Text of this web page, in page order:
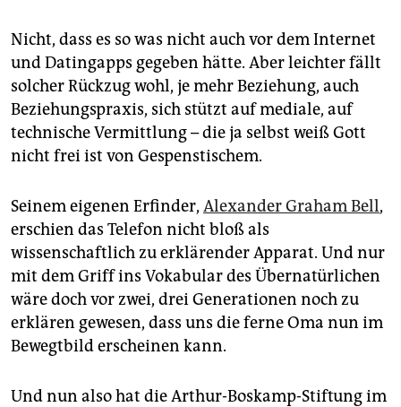
Nicht, dass es so was nicht auch vor dem Internet
und Datingapps gegeben hätte. Aber leichter fällt
solcher Rückzug wohl, je mehr Beziehung, auch
Beziehungspraxis, sich stützt auf mediale, auf
technische Vermittlung – die ja selbst weiß Gott
nicht frei ist von Gespenstischem.
Seinem eigenen Erfinder, Alexander Graham Bell,
erschien das Telefon nicht bloß als
wissenschaftlich zu erklärender Apparat. Und nur
mit dem Griff ins Vokabular des Übernatürlichen
wäre doch vor zwei, drei Generationen noch zu
erklären gewesen, dass uns die ferne Oma nun im
Bewegtbild erscheinen kann.
Und nun also hat die Arthur-Boskamp-Stiftung im